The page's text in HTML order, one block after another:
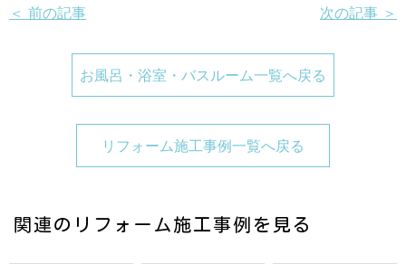
＜ 前の記事 次の記事 ＞
お風呂・浴室・バスルーム一覧へ戻る
リフォーム施工事例一覧へ戻る
関連のリフォーム施工事例を見る